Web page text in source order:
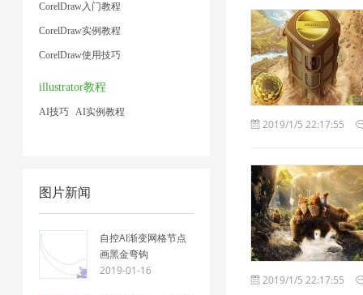
CorelDraw入门教程
CorelDraw实例教程
CorelDraw使用技巧
illustrator教程
AI技巧 AI实例教程
图片新闻
自控AI渐变网格节点
画黑金弯钩
2019-01-16
2019/1/5 22:17:55
2019/1/5 22:17:55